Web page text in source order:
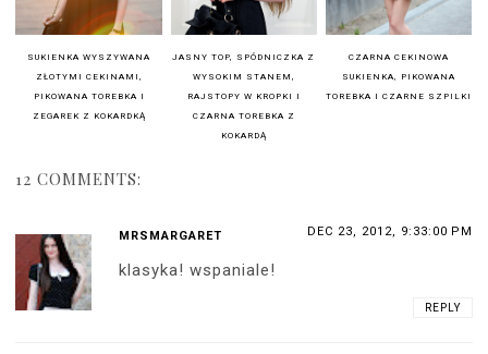
SUKIENKA WYSZYWANA
ZŁOTYMI CEKINAMI,
PIKOWANA TOREBKA I
ZEGAREK Z KOKARDKĄ
JASNY TOP, SPÓDNICZKA Z
WYSOKIM STANEM,
RAJSTOPY W KROPKI I
CZARNA TOREBKA Z
KOKARDĄ
CZARNA CEKINOWA
SUKIENKA, PIKOWANA
TOREBKA I CZARNE SZPILKI
12 COMMENTS:
MRSMARGARET DEC 23, 2012, 9:33:00 PM
klasyka! wspaniale!
REPLY